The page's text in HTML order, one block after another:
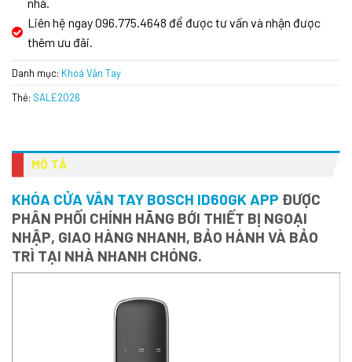
Liên hệ ngay 096.775.4648 để được tư vấn và nhận được
thêm ưu đãi.
Danh mục: Khoá Vân Tay
Thẻ: SALE2026
MÔ TẢ
KHÓA CỬA VÂN TAY BOSCH ID60GK APP ĐƯỢC
PHÂN PHỐI CHÍNH HÃNG BỚI THIẾT BỊ NGOẠI
NHẬP, GIAO HÀNG NHANH, BẢO HÀNH VÀ BẢO
TRÌ TẠI NHÀ NHANH CHÓNG.